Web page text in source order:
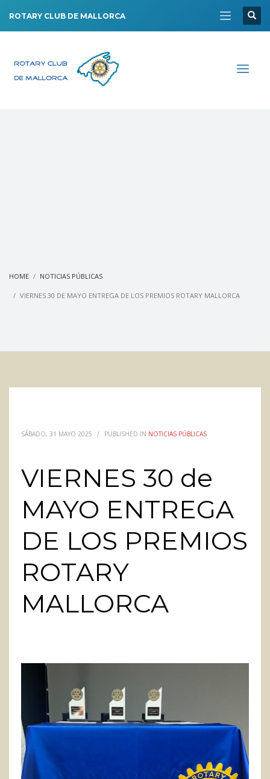
ROTARY CLUB DE MALLORCA
HOME NOTICIAS PÚBLICAS
VIERNES 30 DE MAYO ENTREGA DE LOS PREMIOS ROTARY MALLORCA
SÁBADO, 31 MAYO 2025 / PUBLISHED IN NOTICIAS PÚBLICAS
VIERNES 30 de
MAYO ENTREGA
DE LOS PREMIOS
ROTARY
MALLORCA